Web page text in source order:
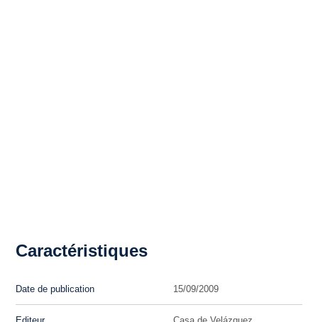
Caractéristiques
Date de publication 15/09/2009